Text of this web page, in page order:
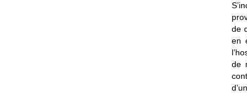
de
en
de